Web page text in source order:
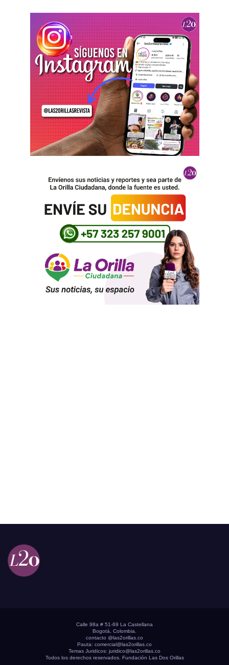
Calle 98a # 51-69 La Castellana
Bogotá, Colombia.
contacto @las2orillas.co
Pauta: comercial@las2orillas.co
Temas Juridicos: juridico@las2orillas.co
Todos los derechos reservados. Fundación Las Dos Orillas